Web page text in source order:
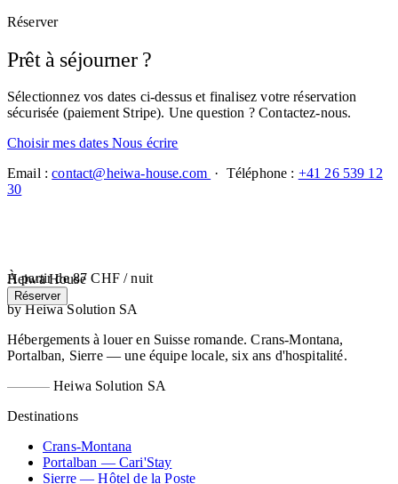
Réserver
Prêt à séjourner ?
Sélectionnez vos dates ci-dessus et finalisez votre réservation
sécurisée (paiement Stripe). Une question ? Contactez-nous.
Choisir mes dates Nous écrire
Email :contact@heiwa-house.com · Téléphone : +41 26 539 12
30
À partir de 87 CHF / nuit
Réserver
Heiwa House
by Heiwa Solution SA
Hébergements à louer en Suisse romande. Crans-Montana,
Portalban, Sierre — une équipe locale, six ans d'hospitalité.
Heiwa Solution SA
Destinations
Crans-Montana
Portalban — Cari'Stay
Sierre — Hôtel de la Poste